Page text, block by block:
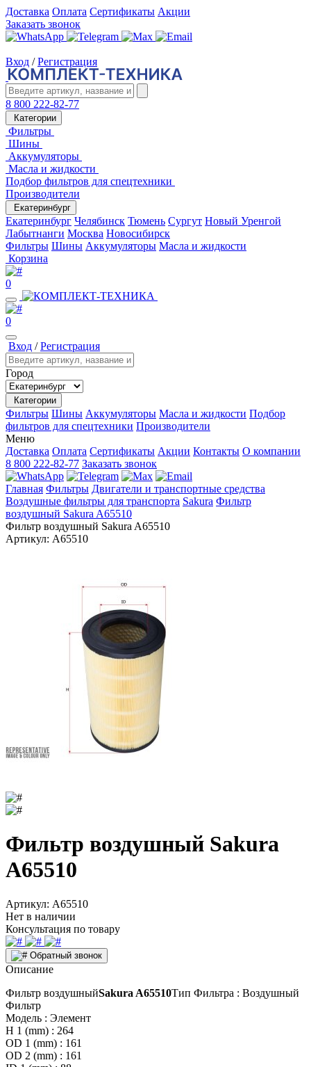
Доставка Оплата Сертификаты Акции
Заказать звонок
Вход / Регистрация
8 800 222-82-77
Категории
Фильтры
Шины
Аккумуляторы
Масла и жидкости
Подбор фильтров для спецтехники
Производители
Екатеринбург
Екатеринбург Челябинск Тюмень Сургут Новый Уренгой
Лабытнанги Москва Новосибирск
Фильтры Шины Аккумуляторы Масла и жидкости
Корзина
0
0
Вход /Регистрация
Город
Категории
Фильтры Шины Аккумуляторы Масла и жидкости Подбор
фильтров для спецтехники Производители
Меню
Доставка Оплата Сертификаты Акции Контакты О компании
8 800 222-82-77 Заказать звонок
Главная Фильтры Двигатели и транспортные средства
Воздушные фильтры для транспорта Sakura Фильтр
воздушный Sakura A65510
Фильтр воздушный Sakura A65510
Артикул: A65510
Фильтр воздушный Sakura
A65510
Артикул: A65510
Нет в наличии
Консультация по товару
Обратный звонок
Описание
Фильтр воздушныйSakura A65510Тип Фильтра : Воздушный
Фильтр
Модель : Элемент
H 1 (mm) : 264
OD 1 (mm) : 161
OD 2 (mm) : 161